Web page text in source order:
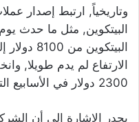
الارتفاع لم يدم طويلا,
2300 دولار في الأسابيع التي تلت ذلك.
يجدر الإشارة إلى أن